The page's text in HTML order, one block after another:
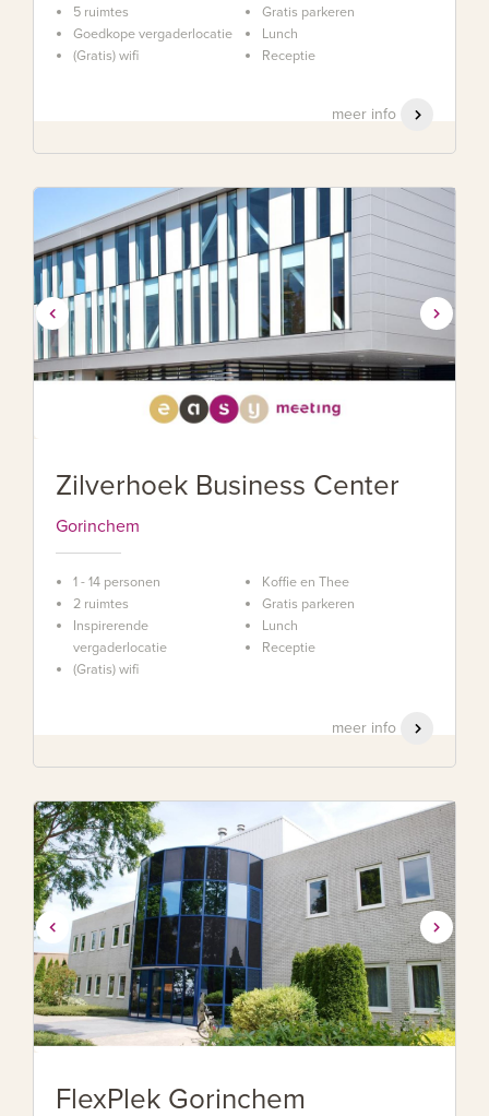
5 ruimtes
Goedkope vergaderlocatie
(Gratis) wifi
Gratis parkeren
Lunch
Receptie
meer info
Zilverhoek Business Center
Gorinchem
1 - 14 personen
2 ruimtes
Inspirerende
vergaderlocatie
(Gratis) wifi
Koffie en Thee
Gratis parkeren
Lunch
Receptie
meer info
FlexPlek Gorinchem